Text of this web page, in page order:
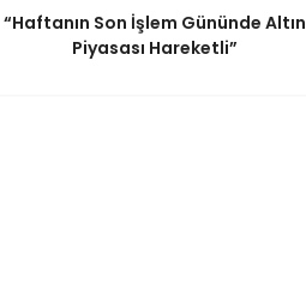
“Haftanın Son İşlem Gününde Altın
Piyasası Hareketli”